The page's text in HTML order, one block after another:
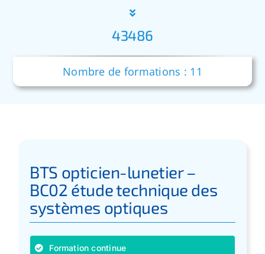
Formations
Validation des acquis – VAE
Notre Réseau
43486
Nombre de formations : 11
BTS opticien-lunetier –
BC02 étude technique des
systèmes optiques
Formation continue